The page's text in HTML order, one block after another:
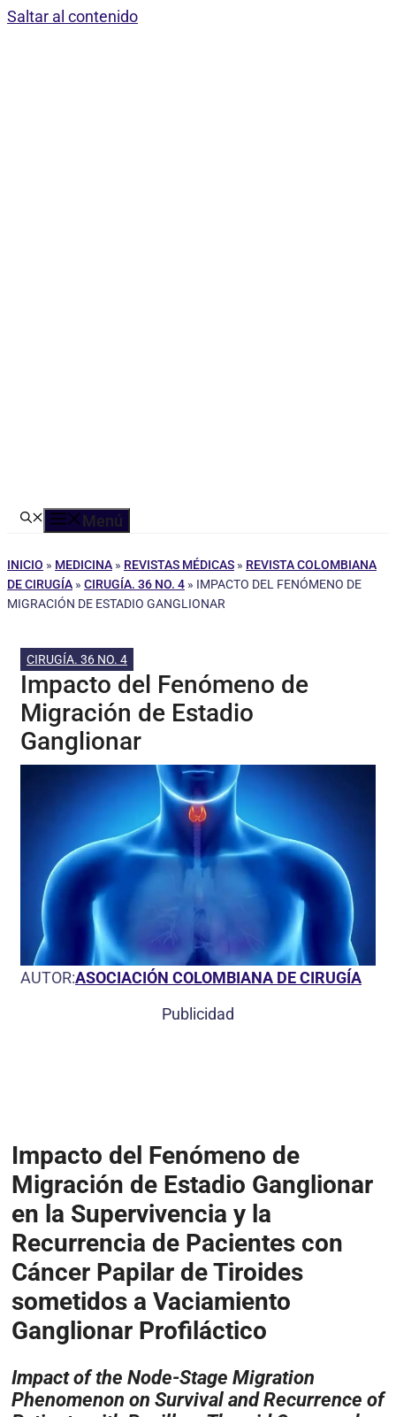
Saltar al contenido
Menú
INICIO » MEDICINA » REVISTAS MÉDICAS » REVISTA COLOMBIANA
DE CIRUGÍA » CIRUGÍA. 36 NO. 4 » IMPACTO DEL FENÓMENO DE
MIGRACIÓN DE ESTADIO GANGLIONAR
CIRUGÍA. 36 NO. 4
Impacto del Fenómeno de
Migración de Estadio
Ganglionar
AUTOR:ASOCIACIÓN COLOMBIANA DE CIRUGÍA
Publicidad
Impacto del Fenómeno de
Migración de Estadio Ganglionar
en la Supervivencia y la
Recurrencia de Pacientes con
Cáncer Papilar de Tiroides
sometidos a Vaciamiento
Ganglionar Profiláctico
Impact of the Node-Stage Migration
Phenomenon on Survival and Recurrence of